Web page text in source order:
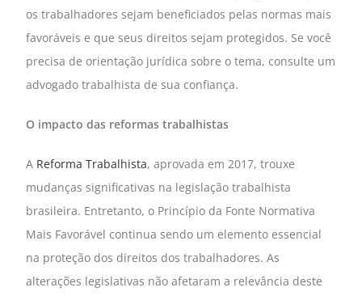
os trabalhadores sejam beneficiados pelas normas mais
favoráveis e que seus direitos sejam protegidos. Se você
precisa de orientação jurídica sobre o tema, consulte um
advogado trabalhista de sua confiança.
O impacto das reformas trabalhistas
A Reforma Trabalhista, aprovada em 2017, trouxe
mudanças significativas na legislação trabalhista
brasileira. Entretanto, o Princípio da Fonte Normativa
Mais Favorável continua sendo um elemento essencial
na proteção dos direitos dos trabalhadores. As
alterações legislativas não afetaram a relevância deste